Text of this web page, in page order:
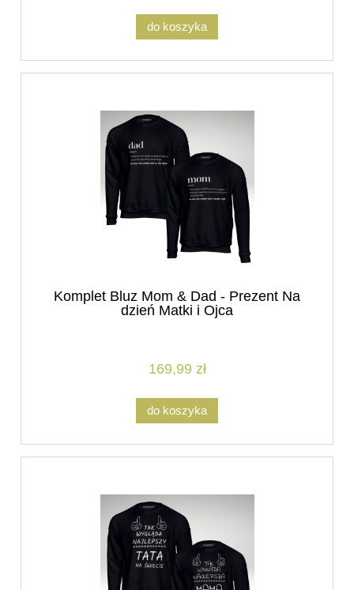
do koszyka
Komplet Bluz Mom & Dad - Prezent Na
dzień Matki i Ojca
169,99 zł
do koszyka